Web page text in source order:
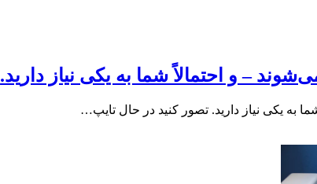
– و احتمالاً شما به یکی نیاز دارید.
به یکی نیاز دارید. تصور کنید در حال تایپ…